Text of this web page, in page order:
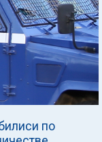
по